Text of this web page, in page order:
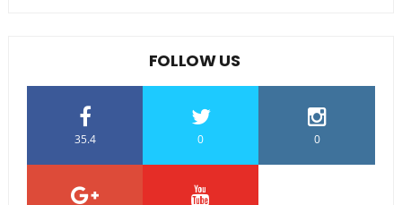
FOLLOW US
35.4 0 0